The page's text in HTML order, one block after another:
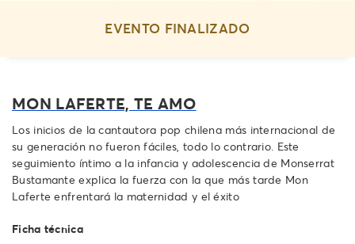
EVENTO FINALIZADO
MON LAFERTE, TE AMO
Los inicios de la cantautora pop chilena más internacional de
su generación no fueron fáciles, todo lo contrario. Este
seguimiento íntimo a la infancia y adolescencia de Monserrat
Bustamante explica la fuerza con la que más tarde Mon
Laferte enfrentará la maternidad y el éxito
Ficha técnica